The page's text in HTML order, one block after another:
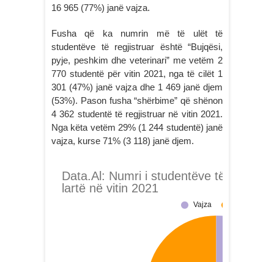
16 965 (77%) janë vajza.
Fusha që ka numrin më të ulët të
studentëve të regjistruar është “Bujqësi,
pyje, peshkim dhe veterinari” me vetëm 2
770 studentë për vitin 2021, nga të cilët 1
301 (47%) janë vajza dhe 1 469 janë djem
(53%). Pason fusha “shërbime” që shënon
4 362 studentë të regjistruar në vitin 2021.
Nga këta vetëm 29% (1 244 studentë) janë
vajza, kurse 71% (3 118) janë djem.